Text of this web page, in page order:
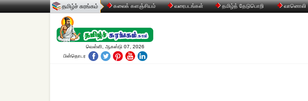
தமிழ்ச் சுரங்கம் கலைக் களஞ்சியம் வரைபடங்கள் தமிழ்த் தேடுபொறி வானொலி
வெள்ளி, ஆகஸ்டு 07, 2026
பின்தொடர